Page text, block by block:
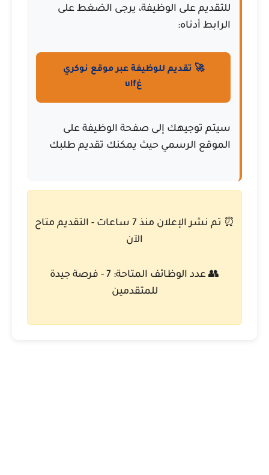
للتقديم على الوظيفة، يرجى الضغط على
الرابط أدناه:
🚀 تقديم للوظيفة عبر موقع نوكري
غulf
سيتم توجيهك إلى صفحة الوظيفة على
الموقع الرسمي حيث يمكنك تقديم طلبك
⏰ تم نشر الإعلان منذ 7 ساعات - التقديم متاح
الآن
👥 عدد الوظائف المتاحة: 7 - فرصة جيدة
للمتقدمين